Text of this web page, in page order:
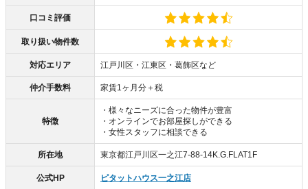
口コミ評価
取り扱い物件数
対応エリア 江戸川区・江東区・葛飾区など
仲介手数料 家賃1ヶ月分＋税
特徴
・様々なニーズに合った物件が豊富
・オンラインでお部屋探しができる
・女性スタッフに相談できる
所在地 東京都江戸川区一之江7-88-14K.G.FLAT1F
公式HP ピタットハウス一之江店